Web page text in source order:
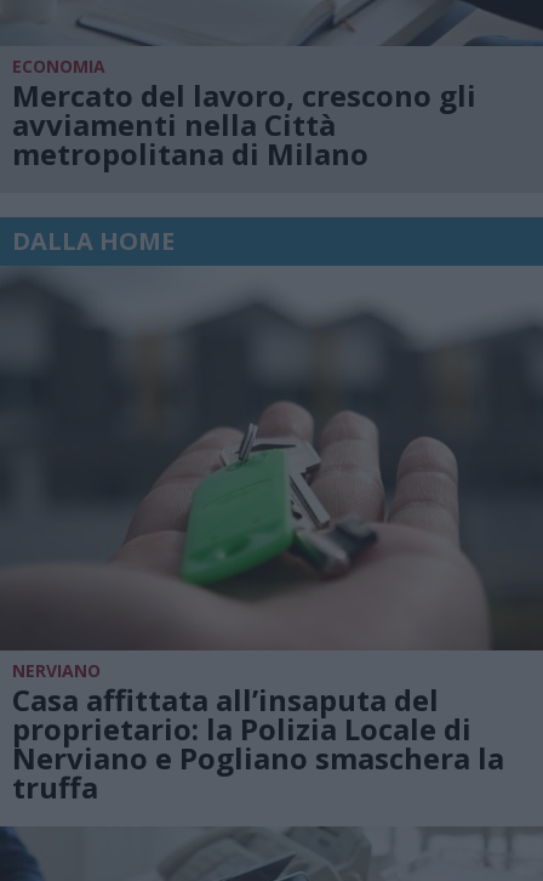
ECONOMIA
Mercato del lavoro, crescono gli
avviamenti nella Città
metropolitana di Milano
DALLA HOME
NERVIANO
Casa affittata all’insaputa del
proprietario: la Polizia Locale di
Nerviano e Pogliano smaschera la
truffa